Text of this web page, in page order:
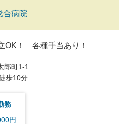
合病院
！ 各種手当あり！
郎町1-1
歩10分
務
円